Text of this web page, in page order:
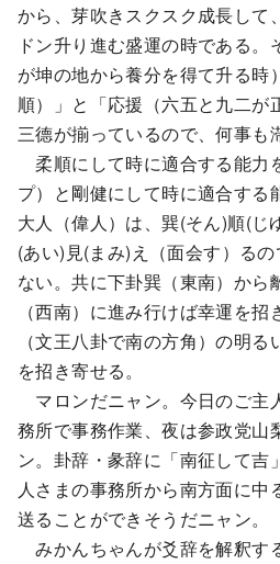
から、芽吹きスクスク成長して
ドン升り進む盛運の時である
が坤の地から養分を得て升る時
順）」と「応援（六五と九二が
三德が揃っているので、何事も
柔順にして時に適合する能力
プ）と剛健にして時に適合する
大人（偉人）は、巽(そん)順(じ
(あい)見(まみ)え（面会す）る
ない。共に下卦巽（東南）から
（西南）に進み行けば幸運を
（文王八卦で南の方角）の明
を招き寄せる。
マロンだニャン。今日のご主
務所で事務作業、夜は参政党山
ン。卦辞・彖辞に「南征して吉
人さまの事務所から南方面に中
送ることができそうだニャン。
みかんちゃんが爻辞を解釈す